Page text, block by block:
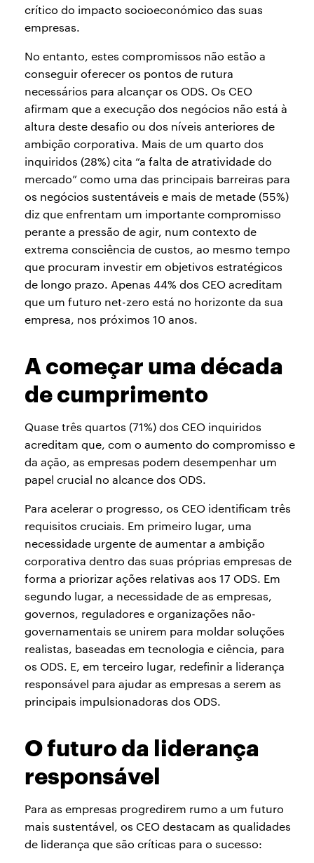
crítico do impacto socioeconómico das suas
empresas.
No entanto, estes compromissos não estão a
conseguir oferecer os pontos de rutura
necessários para alcançar os ODS. Os CEO
afirmam que a execução dos negócios não está à
altura deste desafio ou dos níveis anteriores de
ambição corporativa. Mais de um quarto dos
inquiridos (28%) cita “a falta de atratividade do
mercado” como uma das principais barreiras para
os negócios sustentáveis e mais de metade (55%)
diz que enfrentam um importante compromisso
perante a pressão de agir, num contexto de
extrema consciência de custos, ao mesmo tempo
que procuram investir em objetivos estratégicos
de longo prazo. Apenas 44% dos CEO acreditam
que um futuro net-zero está no horizonte da sua
empresa, nos próximos 10 anos.
A começar uma década
de cumprimento
Quase três quartos (71%) dos CEO inquiridos
acreditam que, com o aumento do compromisso e
da ação, as empresas podem desempenhar um
papel crucial no alcance dos ODS.
Para acelerar o progresso, os CEO identificam três
requisitos cruciais. Em primeiro lugar, uma
necessidade urgente de aumentar a ambição
corporativa dentro das suas próprias empresas de
forma a priorizar ações relativas aos 17 ODS. Em
segundo lugar, a necessidade de as empresas,
governos, reguladores e organizações não-
governamentais se unirem para moldar soluções
realistas, baseadas em tecnologia e ciência, para
os ODS. E, em terceiro lugar, redefinir a liderança
responsável para ajudar as empresas a serem as
principais impulsionadoras dos ODS.
O futuro da liderança
responsável
Para as empresas progredirem rumo a um futuro
mais sustentável, os CEO destacam as qualidades
de liderança que são críticas para o sucesso: